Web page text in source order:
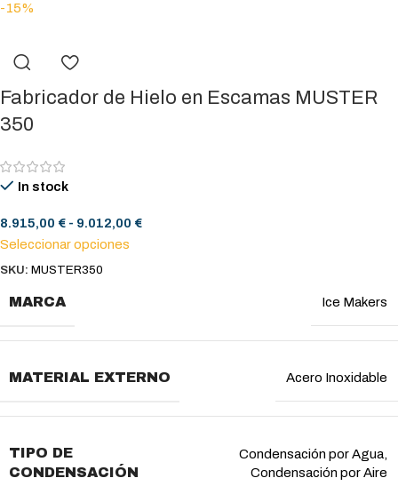
-15%
Fabricador de Hielo en Escamas MUSTER
350
In stock
8.915,00 € - 9.012,00 €
Seleccionar opciones
SKU: MUSTER350
MARCA Ice Makers
MATERIAL EXTERNO Acero Inoxidable
TIPO DE
CONDENSACIÓN
Condensación por Agua,
Condensación por Aire